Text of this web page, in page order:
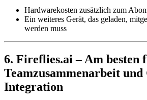
Hardwarekosten zusätzlich zum
Ein weiteres Gerät, das geladen,
werden muss
6. Fireflies.ai – Am besten
Teamzusammenarbeit
Integration